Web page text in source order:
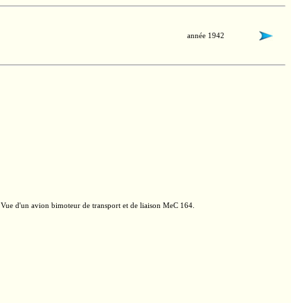
année 1942
Vue d'un avion bimoteur de transport et de liaison MeC 164.